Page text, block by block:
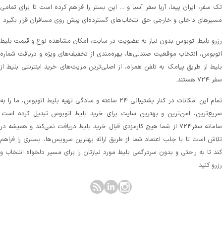
تک سفر، ایران پیما، آریا سفر آسیا و ... این بستر را فراهم کرده است تا برای تمامی
مسیرهای داخلی و خارجی حق انتخاب‌های گسترده‌ای پیش روی مسافران قرار بگیرد
رزرو بلیط اتوبوس بدون نیاز به عضویت در سایت، امکان مشاهده نوع و قیمت بلیط
اتوبوس، انتخاب موقعیت صندلی‌ها، بهره‌مندی از تخفیف‌های ویژه و دریافت شماره‌
بلیط از طریق پیامک به تلفن همراه، از اصلی‌ترین مزیت‌های خرید اینترنتی بلیط از
سفر ۷۲۴ هستند.
تمام این امکانات در کنار پشتیبانی‌ ۲۴ ساعته و سادگی تهیه بلیط اتوبوس، ما را به
سریع‌ترین، امن‌ترین و بهترین سایت برای خرید بلیط اتوبوس تبدیل کرده است.
سامانه سفر۷۲۴ از شما هیچ کارمزدی قبال خرید بلیط دریافت نمی‌کند و همیشه در
تلاش است تا با جلب اعتماد شما از طریق ارائه بهترین سرویس‌ها، بستری را فراهم
کند تا به راحتی و بدون سردرگمی بلیط مورد نیازتان را برای مسیر دلخواه انتخاب و
رزرو کنید.